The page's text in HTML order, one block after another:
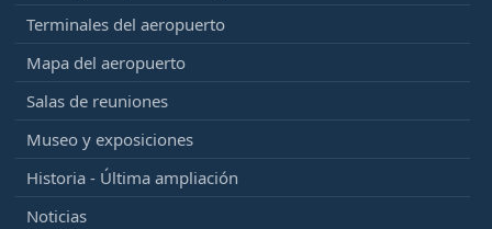
Terminales del aeropuerto
Mapa del aeropuerto
Salas de reuniones
Museo y exposiciones
Historia - Última ampliación
Noticias